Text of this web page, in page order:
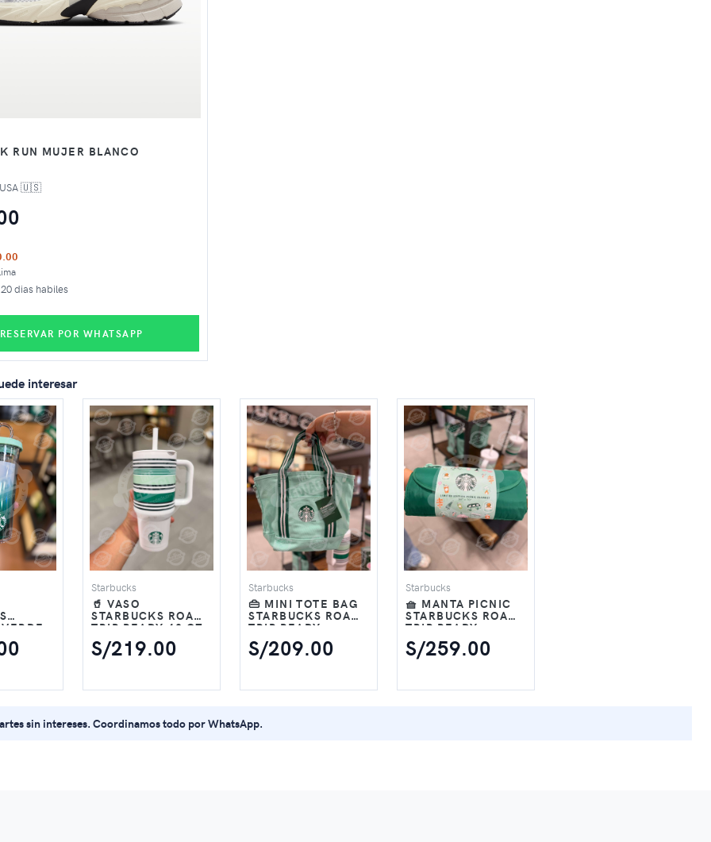
RUN MUJER BLANCO
USA 🇺🇸
dias habiles
RESERVAR POR WHATSAPP
interesar
Starbucks
🥤 VASO
STARBUCKS ROAD-
TRIP READY 40 OZ
RAYAS VERDE MINT
S/219.00
Starbucks
👜 MINI TOTE BAG
STARBUCKS ROAD-
TRIP READY –
VERDE MINT
S/209.00
Starbucks
🧺 MANTA PICNIC
STARBUCKS ROAD-
TRIP READY
EDICIÓN LIMITADA
– VERDE
S/259.00
sin intereses. Coordinamos todo por WhatsApp.